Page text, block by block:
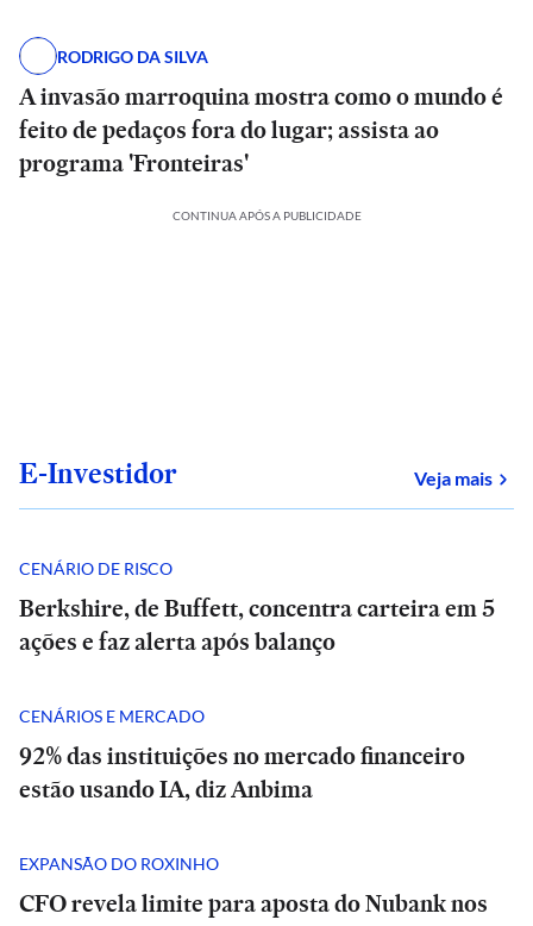
RODRIGO DA SILVA
A invasão marroquina mostra como o mundo é
feito de pedaços fora do lugar; assista ao
programa 'Fronteiras'
CONTINUA APÓS A PUBLICIDADE
E-Investidor Veja mais
CENÁRIO DE RISCO
Berkshire, de Buffett, concentra carteira em 5
ações e faz alerta após balanço
CENÁRIOS E MERCADO
92% das instituições no mercado financeiro
estão usando IA, diz Anbima
EXPANSÃO DO ROXINHO
CFO revela limite para aposta do Nubank nos